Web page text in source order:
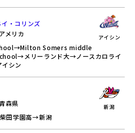
・コリンズ
アイシン
アメリカ
Somers middle
メリーランド大→ノースカロライ
シン
新潟
青森県
田学園高→新潟